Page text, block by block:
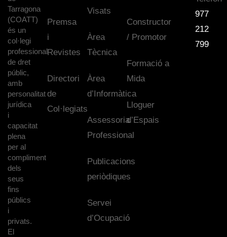
Tarragona
(COATT)
és un
col·legi
professional
de dret
públic,
amb
personalitat
jurídica
i
capacitat
plena
per al
compliment
dels
seus
fins
públics
i
privats.
El
Premsa
i
Revistes
Directori
de
Col·legiats
Visats
Àrea
Tècnica
Àrea
d’Informàtica
Assessoria
Professional
Publicacions
periòdiques
Servei
d’Ocupació
Constructor
/ Promotor
Formació a
Mida
Lloguer
d’Espais
977
212
799